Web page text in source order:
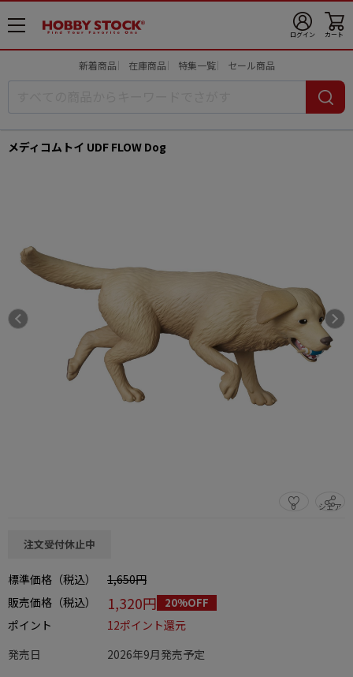
メ
ニ
ログイン カート
新着商品 在庫商品 特集一覧 セール商品
メディコムトイ UDF FLOW Dog
0 シェア
この商品をシェアする
注文受付休止中
標準価格（税込）
1,650円
販売価格（税込）
1,320円 20%OFF
ポイント
12ポイント還元
発売日
2026年9月発売予定